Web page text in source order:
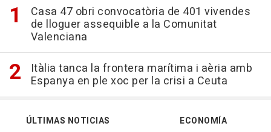
Casa 47 obri convocatòria de 401 vivendes
de lloguer assequible a la Comunitat
Valenciana
Itàlia tanca la frontera marítima i aèria amb
Espanya en ple xoc per la crisi a Ceuta
ÚLTIMAS NOTICIAS
ECONOMÍA